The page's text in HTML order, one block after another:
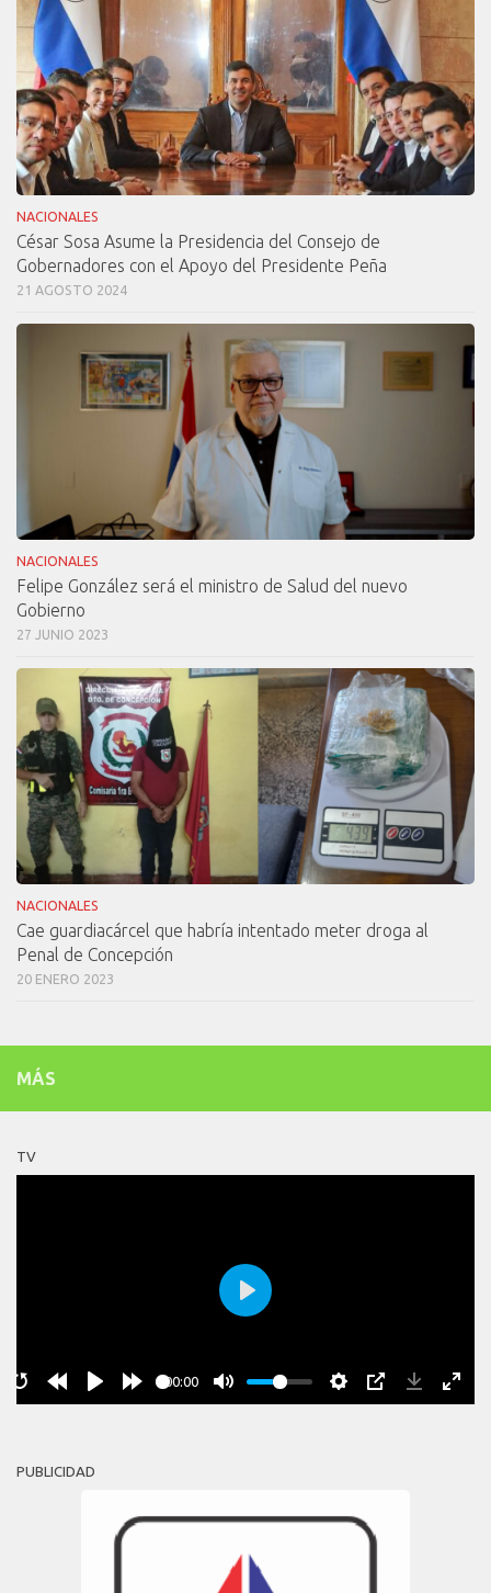
NACIONALES
César Sosa Asume la Presidencia del Consejo de
Gobernadores con el Apoyo del Presidente Peña
21 AGOSTO 2024
NACIONALES
Felipe González será el ministro de Salud del nuevo
Gobierno
27 JUNIO 2023
NACIONALES
Cae guardiacárcel que habría intentado meter droga al
Penal de Concepción
20 ENERO 2023
MÁS
TV
00:00
Play
PUBLICIDAD